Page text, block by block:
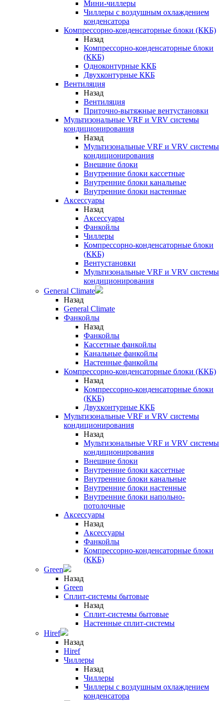
Мини-чиллеры
Чиллеры с воздушным охлаждением
конденсатора
Компрессорно-конденсаторные блоки (ККБ)
Назад
Компрессорно-конденсаторные блоки
(ККБ)
Одноконтурные ККБ
Двухконтурные ККБ
Вентиляция
Назад
Вентиляция
Приточно-вытяжные вентустановки
Мультизональные VRF и VRV системы
кондиционирования
Назад
Мультизональные VRF и VRV системы
кондиционирования
Внешние блоки
Внутренние блоки кассетные
Внутренние блоки канальные
Внутренние блоки настенные
Аксессуары
Назад
Аксессуары
Фанкойлы
Чиллеры
Компрессорно-конденсаторные блоки
(ККБ)
Вентустановки
Мультизональные VRF и VRV системы
кондиционирования
General Climate
Назад
General Climate
Фанкойлы
Назад
Фанкойлы
Кассетные фанкойлы
Канальные фанкойлы
Настенные фанкойлы
Компрессорно-конденсаторные блоки (ККБ)
Назад
Компрессорно-конденсаторные блоки
(ККБ)
Двухконтурные ККБ
Мультизональные VRF и VRV системы
кондиционирования
Назад
Мультизональные VRF и VRV системы
кондиционирования
Внешние блоки
Внутренние блоки кассетные
Внутренние блоки канальные
Внутренние блоки настенные
Внутренние блоки напольно-
потолочные
Аксессуары
Назад
Аксессуары
Фанкойлы
Компрессорно-конденсаторные блоки
(ККБ)
Green
Назад
Green
Сплит-системы бытовые
Назад
Сплит-системы бытовые
Настенные сплит-системы
Hiref
Назад
Hiref
Чиллеры
Назад
Чиллеры
Чиллеры с воздушным охлаждением
конденсатора